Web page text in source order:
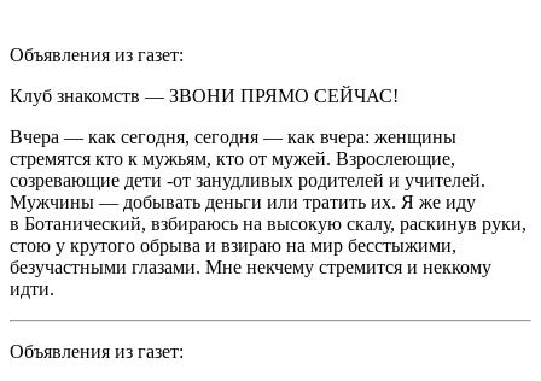
Объявления из газет:
Клуб знакомств — ЗВОНИ ПРЯМО СЕЙЧАС!
Вчера — как сегодня, сегодня — как вчера: женщины
стремятся кто к мужьям, кто от мужей. Взрослеющие,
созревающие дети -от занудливых родителей и учителей.
Мужчины — добывать деньги или тратить их. Я же иду
в Ботанический, взбираюсь на высокую скалу, раскинув руки,
стою у крутого обрыва и взираю на мир бесстыжими,
безучастными глазами. Мне некчему стремится и неккому
идти.
Объявления из газет: